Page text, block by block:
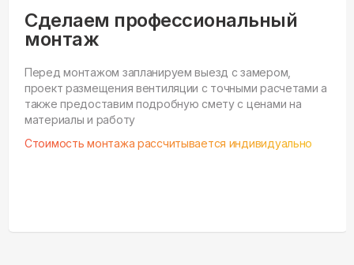
Сделаем профессиональный
монтаж
Перед монтажом запланируем выезд с замером,
проект размещения вентиляции с точными расчетами а
также предоставим подробную смету с ценами на
материалы и работу
Стоимость монтажа рассчитывается индивидуально